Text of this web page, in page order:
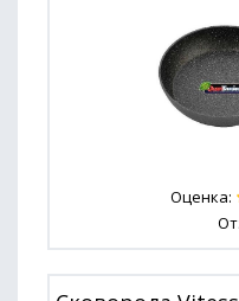
Оценка: